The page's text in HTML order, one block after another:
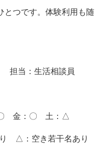
とつです。体験利用も随
担当：生活相談員
金：〇 土：△
△：空き若干名あり